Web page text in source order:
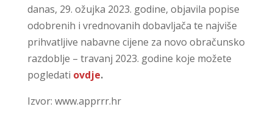
danas, 29. ožujka 2023. godine, objavila popise
odobrenih i vrednovanih dobavljača te najviše
prihvatljive nabavne cijene za novo obračunsko
razdoblje – travanj 2023. godine koje možete
pogledati ovdje.
Izvor: www.apprrr.hr